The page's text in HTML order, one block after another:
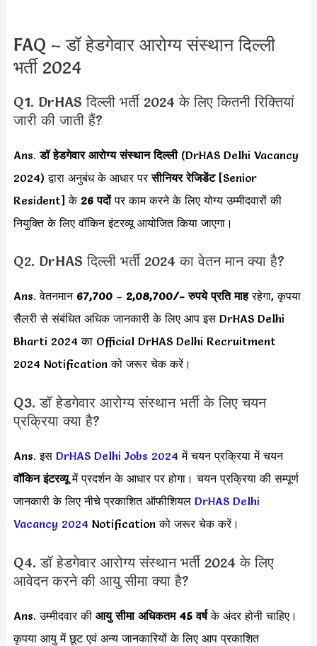
FAQ – डॉ हेडगेवार आरोग्य संस्थान दिल्ली
भर्ती 2024
Q1. DrHAS दिल्ली भर्ती 2024 के लिए कितनी रिक्तियां
जारी की जाती हैं?
Ans.डॉ हेडगेवार आरोग्य संस्थान दिल्ली(DrHAS Delhi Vacancy
2024) द्वारा अनुबंध के आधार परसीनियर रेजिडेंट[Senior
Resident] के 26 पदोंपर काम करने के लिए योग्य उम्मीदवारों की
नियुक्ति के लिए वॉकिन इंटरव्यू आयोजित किया जाएगा।
Q2. DrHAS दिल्ली भर्ती 2024 का वेतन मान क्या है?
Ans. वेतनमान 67,700 – 2,08,700/-रुपये प्रति माहरहेगा, कृपया
सैलरी से संबंधित अधिक जानकारी के लिए आप इस DrHAS Delhi
Bharti 2024 का Official DrHAS Delhi Recruitment
2024 Notification को जरूर चेक करें।
Q3. डॉ हेडगेवार आरोग्य संस्थान भर्ती के लिए चयन
प्रक्रिया क्या है?
Ans. इस DrHAS Delhi Jobs 2024में चयन प्रक्रिया में चयन
वॉकिन इंटरव्यूमें प्रदर्शन के आधार पर होगा। चयन प्रक्रिया की सम्पूर्ण
जानकारी के लिए नीचे प्रकाशित ऑफीशियल DrHAS Delhi
Vacancy 2024 Notification को जरूर चेक करें।
Q4. डॉ हेडगेवार आरोग्य संस्थान भर्ती 2024 के लिए
आवेदन करने की आयु सीमा क्या है?
Ans. उम्मीदवार की आयु सीमा अधिकतम 45 वर्षके अंदर होनी चाहिए।
कृपया आयु में छूट एवं अन्य जानकारियों के लिए आप प्रकाशित